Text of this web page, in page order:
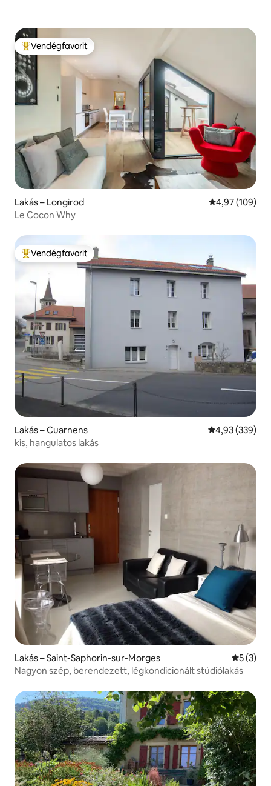
Kiemelt vendégfavorit
Vendégfavorit
Lakás – Longirod Átlagos
4,97 (109)
Le Cocon Why
Kiemelt vendégfavorit
Vendégfavorit
Lakás – Cuarnens Átlagos
4,93 (339)
kis, hangulatos lakás
Lakás – Saint-Saphorin-sur-Morges Átlagos
5 (3)
Nagyon szép, berendezett, légkondicionált stúdiólakás